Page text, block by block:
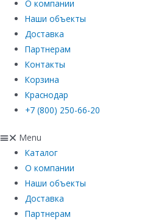
О компании
Наши объекты
Доставка
Партнерам
Контакты
Корзина
Краснодар
+7 (800) 250-66-20
Menu
Каталог
О компании
Наши объекты
Доставка
Партнерам